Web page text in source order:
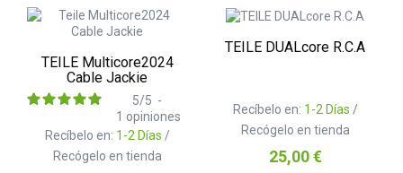
TEILE Multicore2024
Cable Jackie
Recíbelo en: 1-2 Días /
Recógelo en tienda
5/5 -
1 opiniones
TEILE DUALcore R.C.A
Recíbelo en: 1-2 Días /
Recógelo en tienda
Precio
25,00 €